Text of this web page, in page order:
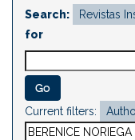
Search:
for
Current filters: